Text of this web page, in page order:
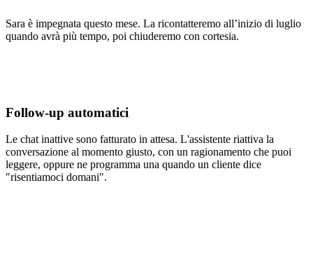
Sara è impegnata questo mese. La ricontatteremo all’inizio di luglio
quando avrà più tempo, poi chiuderemo con cortesia.
Follow-up automatici
Le chat inattive sono fatturato in attesa. L'assistente riattiva la
conversazione al momento giusto, con un ragionamento che puoi
leggere, oppure ne programma una quando un cliente dice
"risentiamoci domani".